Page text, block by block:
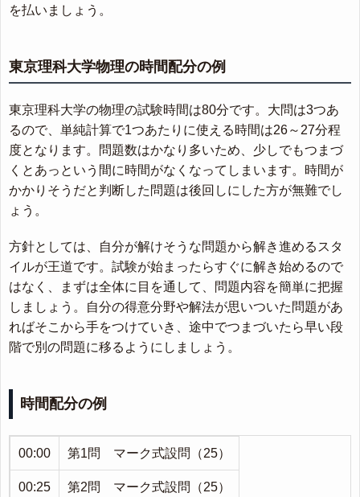
を払いましょう。
東京理科大学物理の時間配分の例
東京理科大学の物理の試験時間は80分です。大問は3つあ
るので、単純計算で1つあたりに使える時間は26～27分程
度となります。問題数はかなり多いため、少しでもつまづ
くとあっという間に時間がなくなってしまいます。時間が
かかりそうだと判断した問題は後回しにした方が無難でし
ょう。
方針としては、自分が解けそうな問題から解き進めるスタ
イルが王道です。試験が始まったらすぐに解き始めるので
はなく、まずは全体に目を通して、問題内容を簡単に把握
しましょう。自分の得意分野や解法が思いついた問題があ
ればそこから手をつけていき、途中でつまづいたら早い段
階で別の問題に移るようにしましょう。
時間配分の例
00:00 第1問 マーク式設問（25）
00:25 第2問 マーク式設問（25）